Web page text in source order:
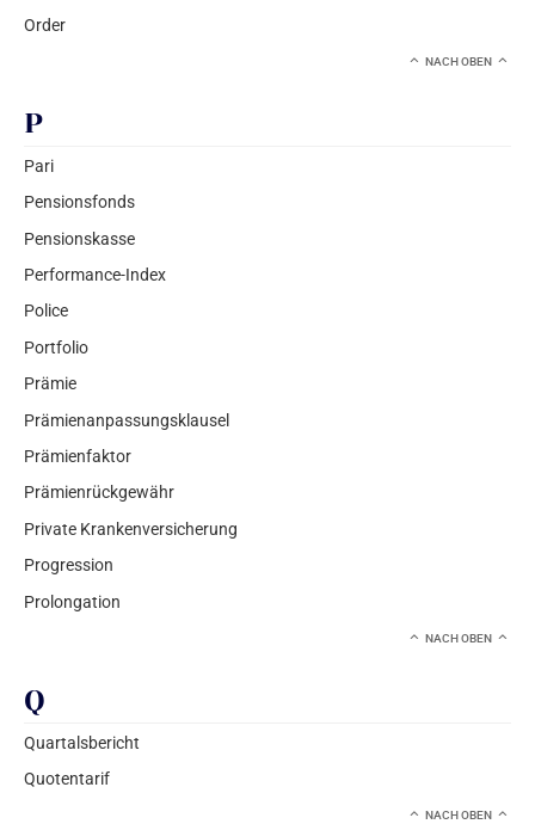
Order
NACH OBEN
P
Pari
Pensionsfonds
Pensionskasse
Performance-Index
Police
Portfolio
Prämie
Prämienanpassungsklausel
Prämienfaktor
Prämienrückgewähr
Private Krankenversicherung
Progression
Prolongation
NACH OBEN
Q
Quartalsbericht
Quotentarif
NACH OBEN